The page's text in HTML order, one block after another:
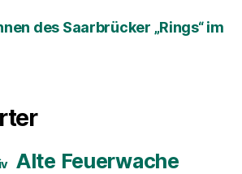
des Saarbrücker „Rings“ im
Alte Feuerwache